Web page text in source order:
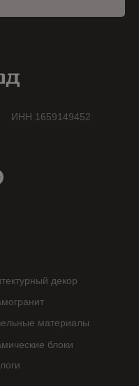
ИНН 1659149452
декор
материалы
блоки